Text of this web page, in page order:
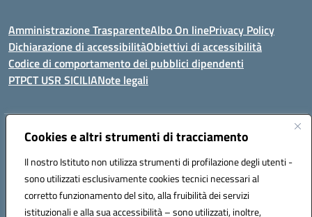
Cookies e altri strumenti di tracciamento
Il nostro Istituto non utilizza strumenti di profilazione degli utenti -
sono utilizzati esclusivamente cookies tecnici necessari al
corretto funzionamento del sito, alla fruibilità dei servizi
istituzionali e alla sua accessibilità – sono utilizzati, inoltre,
Amministrazione TrasparenteAlbo On linePrivacy Policy
Dichiarazione di accessibilitàObiettivi di accessibilità
Codice di comportamento dei pubblici dipendenti
PTPCT USR SICILIANote legali
Indirizzo:Via Enrico Fermi, 4 - Cefalù
Posta elettronica certificata (PEC):PAIC8AJ008@pec.istruzione.it
Codice fiscale: 82000590826
Codice meccanografico: PAIC8AJ008